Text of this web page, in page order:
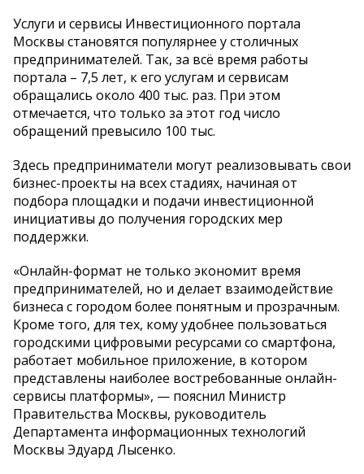
Услуги и сервисы Инвестиционного портала
Москвы становятся популярнее у столичных
предпринимателей. Так, за всё время работы
портала – 7,5 лет, к его услугам и сервисам
обращались около 400 тыс. раз. При этом
отмечается, что только за этот год число
обращений превысило 100 тыс.
Здесь предприниматели могут реализовывать свои
бизнес-проекты на всех стадиях, начиная от
подбора площадки и подачи инвестиционной
инициативы до получения городских мер
поддержки.
«Онлайн-формат не только экономит время
предпринимателей, но и делает взаимодействие
бизнеса с городом более понятным и прозрачным.
Кроме того, для тех, кому удобнее пользоваться
городскими цифровыми ресурсами со смартфона,
работает мобильное приложение, в котором
представлены наиболее востребованные онлайн-
сервисы платформы», — пояснил Министр
Правительства Москвы, руководитель
Департамента информационных технологий
Москвы Эдуард Лысенко.